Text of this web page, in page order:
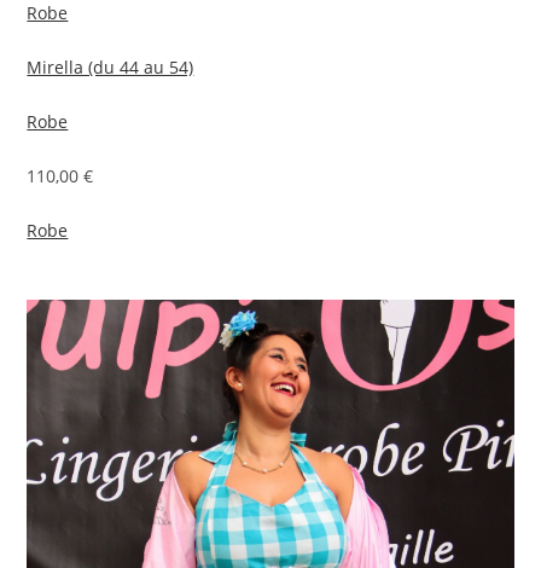
Robe
Mirella (du 44 au 54)
Robe
110,00 €
Robe